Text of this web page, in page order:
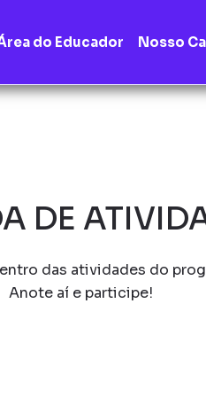
do Educador Nosso
DE
das atividades do
Anote aí e participe!